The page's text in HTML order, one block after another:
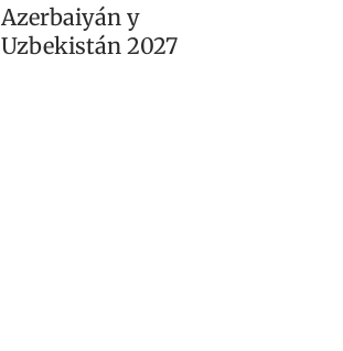
Azerbaiyán y
Uzbekistán 2027